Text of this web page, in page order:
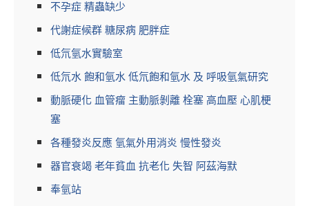
不孕症 精蟲缺少
代謝症候群 糖尿病 肥胖症
低氘氫水實驗室
低氘水 飽和氫水 低氘飽和氫水 及 呼吸氫氣研究
動脈硬化 血管瘤 主動脈剝離 栓塞 高血壓 心肌梗
塞
各種發炎反應 氫氣外用消炎 慢性發炎
器官衰竭 老年貧血 抗老化 失智 阿茲海默
奉氫站